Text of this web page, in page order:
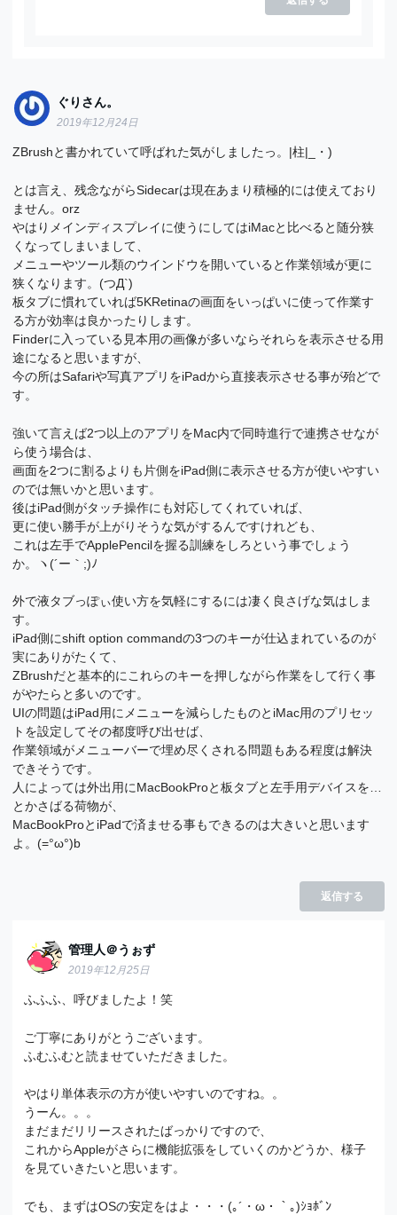
ぐりさん。
2019年12月24日
ZBrushと書かれていて呼ばれた気がしましたっ。|柱|_・)
とは言え、残念ながらSidecarは現在あまり積極的には使えており
ません。orz
やはりメインディスプレイに使うにしてはiMacと比べると随分狭
くなってしまいまして、
メニューやツール類のウインドウを開いていると作業領域が更に
狭くなります。(つД`)
板タブに慣れていれば5KRetinaの画面をいっぱいに使って作業す
る方が効率は良かったりします。
Finderに入っている見本用の画像が多いならそれらを表示させる用
途になると思いますが、
今の所はSafariや写真アプリをiPadから直接表示させる事が殆どで
す。
強いて言えば2つ以上のアプリをMac内で同時進行で連携させなが
ら使う場合は、
画面を2つに割るよりも片側をiPad側に表示させる方が使いやすい
のでは無いかと思います。
後はiPad側がタッチ操作にも対応してくれていれば、
更に使い勝手が上がりそうな気がするんですけれども、
これは左手でApplePencilを握る訓練をしろという事でしょう
か。ヽ(´ー｀;)ﾉ
外で液タブっぽぃ使い方を気軽にするには凄く良さげな気はしま
す。
iPad側にshift option commandの3つのキーが仕込まれているのが
実にありがたくて、
ZBrushだと基本的にこれらのキーを押しながら作業をして行く事
がやたらと多いのです。
UIの問題はiPad用にメニューを減らしたものとiMac用のプリセッ
トを設定してその都度呼び出せば、
作業領域がメニューバーで埋め尽くされる問題もある程度は解決
できそうです。
人によっては外出用にMacBookProと板タブと左手用デバイスを…
とかさばる荷物が、
MacBookProとiPadで済ませる事もできるのは大きいと思います
よ。(=°ω°)b
返信する
管理人＠うぉず
2019年12月25日
ふふふ、呼びましたよ！笑
ご丁寧にありがとうございます。
ふむふむと読ませていただきました。
やはり単体表示の方が使いやすいのですね。。
うーん。。。
まだまだリリースされたばっかりですので、
これからAppleがさらに機能拡張をしていくのかどうか、様子
を見ていきたいと思います。
でも、まずはOSの安定をはよ・・・(｡´・ω・｀｡)ｼｮﾎﾞﾝ